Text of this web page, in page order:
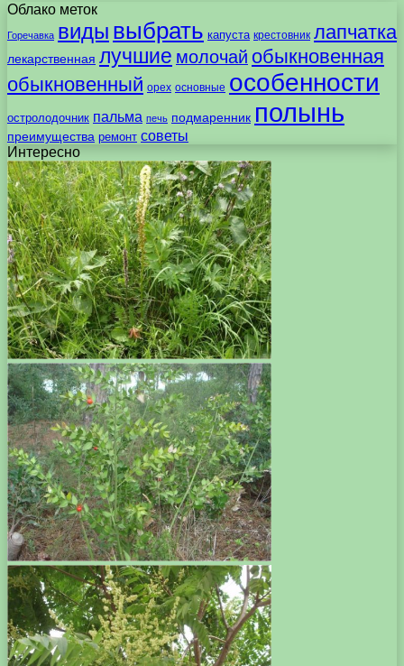
Облако меток
Горечавка виды выбрать капуста крестовник лапчатка
лекарственная лучшие молочай обыкновенная
обыкновенный орех основные особенности
остролодочник пальма печь подмаренник полынь
преимущества ремонт советы
Интересно